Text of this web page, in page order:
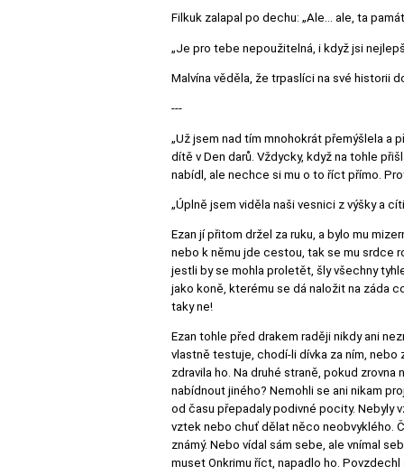
Filkuk zalapal po dechu: „Ale… ale, ta
„Je pro tebe nepoužitelná, i když jsi
Malvína věděla, že trpaslíci na své historii
---
„Už jsem nad tím mnohokrát přemýšlela a
dítě v Den darů. Vždycky, když na tohle
nabídl, ale nechce si mu o to říct přímo.
„Úplně jsem viděla naši vesnici z výšky a
Ezan jí přitom držel za ruku, a bylo mu
nebo k němu jde cestou, tak se mu srdce
jestli by se mohla proletět, šly všechny
jako koně, kterému se dá naložit na záda
taky ne!
Ezan tohle před drakem raději nikdy ani
vlastně testuje, chodí-li dívka za ním, nebo
zdravila ho. Na druhé straně, pokud
nabídnout jiného? Nemohli se ani nikam
od času přepadaly podivné pocity. Nebyly
vztek nebo chuť dělat něco neobvyklého.
známý. Nebo vídal sám sebe, ale vnímal
muset Onkrimu říct, napadlo ho. Povzdechl